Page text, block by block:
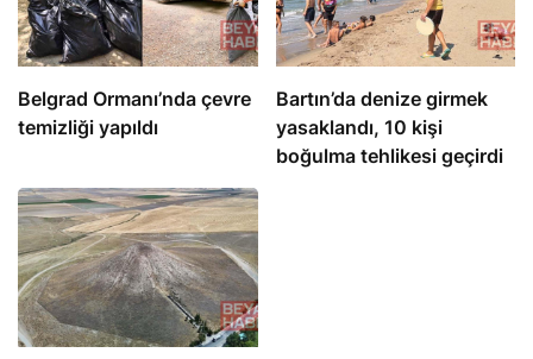
Belgrad Ormanı’nda çevre
temizliği yapıldı
Bartın’da denize girmek
yasaklandı, 10 kişi
boğulma tehlikesi geçirdi